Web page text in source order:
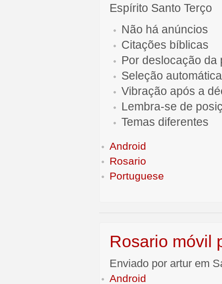
Espírito Santo Terço
Não há anúncios
Citações bíblicas
Por deslocação da
Seleção
Vibração após a
Lembra-se de
Temas diferentes
Android
Rosario
Portuguese
Rosario móvil
Enviado por artur em
Android